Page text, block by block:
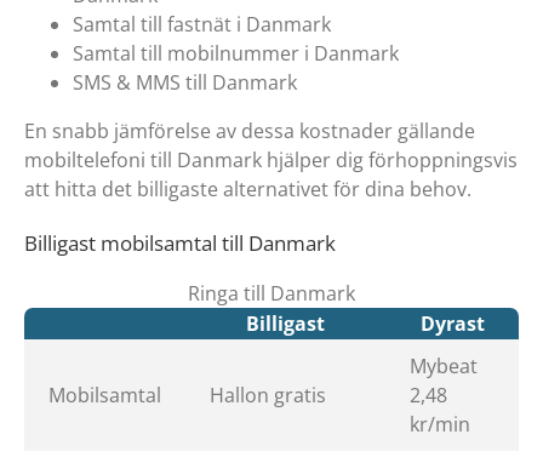
Samtal till fastnät i Danmark
Samtal till mobilnummer i Danmark
SMS & MMS till Danmark
En snabb jämförelse av dessa kostnader gällande
mobiltelefoni till Danmark hjälper dig förhoppningsvis
att hitta det billigaste alternativet för dina behov.
Billigast mobilsamtal till Danmark
Ringa till Danmark
Billigast
Dyrast
Mobilsamtal Hallon gratis
Mybeat
2,48
kr/min